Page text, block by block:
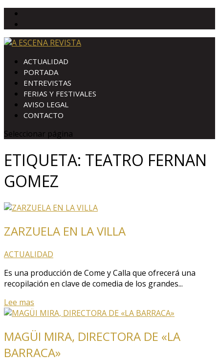
ACTUALIDAD
PORTADA
ENTREVISTAS
FERIAS Y FESTIVALES
AVISO LEGAL
CONTACTO
Seleccionar página
ETIQUETA: TEATRO FERNAN
GOMEZ
ZARZUELA EN LA VILLA
ACTUALIDAD
Es una producción de Come y Calla que ofrecerá una
recopilación en clave de comedia de los grandes...
Lee mas
MAGÜI MIRA, DIRECTORA DE «LA
BARRACA»